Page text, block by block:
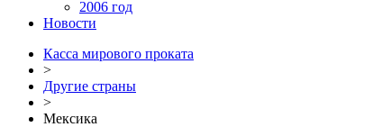
2006 год
Новости
Касса мирового проката
>
Другие страны
>
Мексика